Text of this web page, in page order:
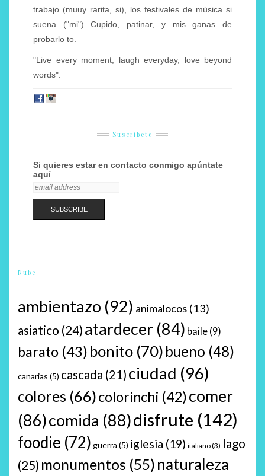
trabajo (muuy rarita, si), los festivales de música si
suena ("mi") Cupido, patinar, y mis ganas de
probarlo to.
"Live every moment, laugh everyday, love beyond
words".
Suscríbete
Si quieres estar en contacto conmigo apúntate
aquí
Nube
ambientazo (92) animalocos (13)
asiatico (24) atardecer (84) baile (9)
barato (43) bonito (70) bueno (48)
canarias (5) cascada (21) ciudad (96)
colores (66)colorinchi (42)comer
(86)comida (88)disfrute (142)
foodie (72) guerra (5) iglesia (19) italiano(3) lago
(25) monumentos (55) naturaleza